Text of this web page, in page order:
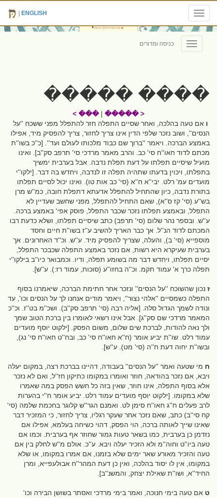
Toggle
navigation
ENGLISH
Toggle
navigation
כניסה ומדורים
���� �����
< �����
|
��� >
ו אם טעה בהלכה, ואחר שסיים התפלה חזר להתפלל מפני ששכח ''על
הנסים'', ושוב נזכר שלפי הדין אינו צריך לחזור, צריך להפסיק מיד, אפילו
באמצע הברכה. ויאמר ''ברוך שם כבוד מלכותו לעולם ועד''. [כ''כ בשו''ת
מכתם לדוד חאו''ח סי' כב. והרב מאמר מרדכי סי' תרפב סק''ב]. ואינו
מועיל שיסיים תפלתו על דעת תפלת נדבה. אבל בערבית ימשיך
בתפלתו, ויכוין בדעתו שתהיה תפלה זו לנדבה, ויחדש בה דבר. [ילקו''י
מועדים עמ' רלט. יבי''א ח''א (סי' כב אות טו). ואינו יכול לסיים תפלתו
בתורת נדבה, כיון שהתחיל להתפלל אדעתא דתפלת חובה, כמ''ש מרן
בש''ע (סי' קז ס''א), שאם התחיל להתפלל, מפני שחשב שעדיין לא
התפלל, ובאמצע תפלתו נזכר שכבר התפלל, פוסק אפי' באמצע ברכה.
ע''ש. ובספר נהר שלום (סי' תרפב) כתב שיסיים תפלתו, ושלא כדעת רבו
המכתם לדוד הנ''ל. אך כבר האריך להשיב ע''ז בשו''ת חיים וחסד
מוספייא (סי' ב), והעלה, שצריך להפסיק מיד. ע''ש. וכ''ד האחרונים. אך
בערבית שעיקרא היא רשות, אם נזכר באמצע התפלה שכבכר התפלל,
יסיים תפלתו, ויחדש דבר מה בשומע תפלה, ודיו. וכמבואר כיו''ב בילקו''י
תפלה כרך א' עמוד תקמ. וכ''ה בחזו''ע (סוכות, עמוד רז:). ע''ש].
ז נכון שהשוכח ''על הנסים'' ונזכר אחר חתימת הברכה, שיאמרנו בסוף
התפלה כשמסיים ''אלהי נצור'', ויאמר מודים אנחנו לך על הנסים וכו', עד
ונודה לשמך הגדול סלה. [אליה רבה (סי' תרפב סק''ב). ושכ''מ בט''ז. וכ''כ
המאמר מרדכי שם סק''ג]. אבל אינו רשאי לאומרו בין ברכת הטוב שמך
ולך נאה להודות, לברכת שים שלום, משום הפסק. [ילקוט יוסף מועדים
עמוד רלט. שו''ת יביע אומר (ח''א חאו''ח סי' כב, ובח''ט חאו''ח סי' נג),
ובשו''ת יחוה דעת ח''ה (סי' מט). ע''ש].
ח מי שטעה ואמר ''על הנסים'' בעבודה, דהיינו בברכת רצה, במקום יעלה
ויבא, אם נזכר בהודאה, חוזר ואומרו במקומו כתיקון חז''ל, ואם לא נזכר
אלא בסוף התפלה, אינו חוזר, שאין בזה כל חשש הפסק במה שאמרו
שלא במקומו. [ילקוט יוסף מועדים עמוד רלט. יביע אומר ח''י בהערות
לרב פעלים ח''ג חאו''ח סימן לט. ואמנם הגר''ש קלוגר בחכמת שלמה (סי'
קח סי''ב) כתב, שאם נזכר אחר שעקר רגליו, צריך לחזור, כי המזכיר דבר
שאינו שייך לאותה ברכה, הוי הפסק, דהוי כשיחה בעלמא, אפילו אם
נזדמן כן בערבית, כמו בשאר טעות גמור שחוזר אף בערבית. וכמו אם
טעה ביו''ט וחוה''מ ולא הזכיר יעלה ויבא. ע''כ. אולם מ''ש לחלק בין אם
טעה והזכיר מאורע שאר ימים שלא בזמנו, אם אמרו במקומו, או שלא
במקומו, אין לו יסוד בהלכה, ואין כן דעת המהר''ח אבולעפייא, ומרן
החיד''א, ושו''ת שאילת יצחק, והמשנ''ב].
ט אם טעה בימי חנוכה, ואמר בימי מרדכי ואסתר בשושן הבירה וכו'